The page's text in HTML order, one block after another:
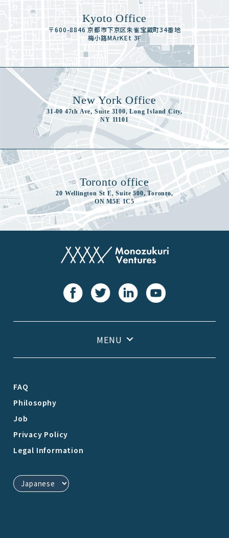
Kyoto Office
〒600-8846 京都市下京区朱雀宝蔵町34番地
梅小路MArKEt 3F
New York Office
31-00 47th Ave, Suite 3100, Long Island City,
NY 11101
Toronto office
20 Wellington St E, Suite 500, Toronto,
ON M5E 1C5
FAQ
Philosophy
Job
Privacy Policy
Legal Information